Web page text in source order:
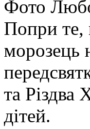
Фото
Попри те,
морозець
та Різдва
дітей.